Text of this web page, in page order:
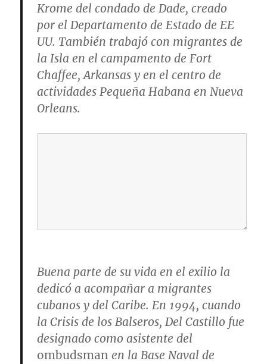
Krome del condado de Dade, creado
por el Departamento de Estado de EE
UU. También trabajó con migrantes de
la Isla en el campamento de Fort
Chaffee, Arkansas y en el centro de
actividades Pequeña Habana en Nueva
Orleans.
Buena parte de su vida en el exilio la
dedicó a acompañar a migrantes
cubanos y del Caribe. En 1994, cuando
la Crisis de los Balseros, Del Castillo fue
designado como asistente del
ombudsman en la Base Naval de